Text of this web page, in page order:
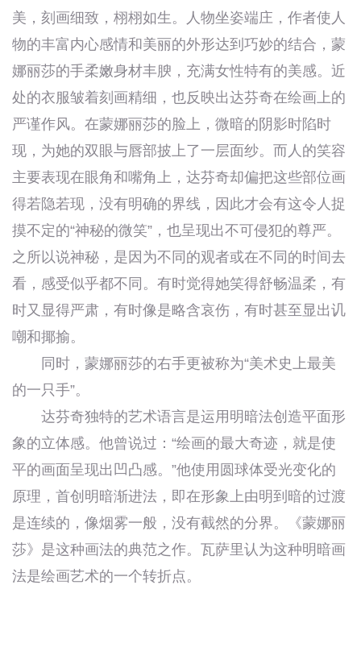
美，刻画细致，栩栩如生。人物坐姿端庄，作者使人
物的丰富内心感情和美丽的外形达到巧妙的结合，蒙
娜丽莎的手柔嫩身材丰腴，充满女性特有的美感。近
处的衣服皱着刻画精细，也反映出达芬奇在绘画上的
严谨作风。在蒙娜丽莎的脸上，微暗的阴影时陷时
现，为她的双眼与唇部披上了一层面纱。而人的笑容
主要表现在眼角和嘴角上，达芬奇却偏把这些部位画
得若隐若现，没有明确的界线，因此才会有这令人捉
摸不定的“神秘的微笑”，也呈现出不可侵犯的尊严。
之所以说神秘，是因为不同的观者或在不同的时间去
看，感受似乎都不同。有时觉得她笑得舒畅温柔，有
时又显得严肃，有时像是略含哀伤，有时甚至显出讥
嘲和揶揄。
同时，蒙娜丽莎的右手更被称为“美术史上最美
的一只手”。
达芬奇独特的艺术语言是运用明暗法创造平面形
象的立体感。他曾说过：“绘画的最大奇迹，就是使
平的画面呈现出凹凸感。”他使用圆球体受光变化的
原理，首创明暗渐进法，即在形象上由明到暗的过渡
是连续的，像烟雾一般，没有截然的分界。《蒙娜丽
莎》是这种画法的典范之作。瓦萨里认为这种明暗画
法是绘画艺术的一个转折点。